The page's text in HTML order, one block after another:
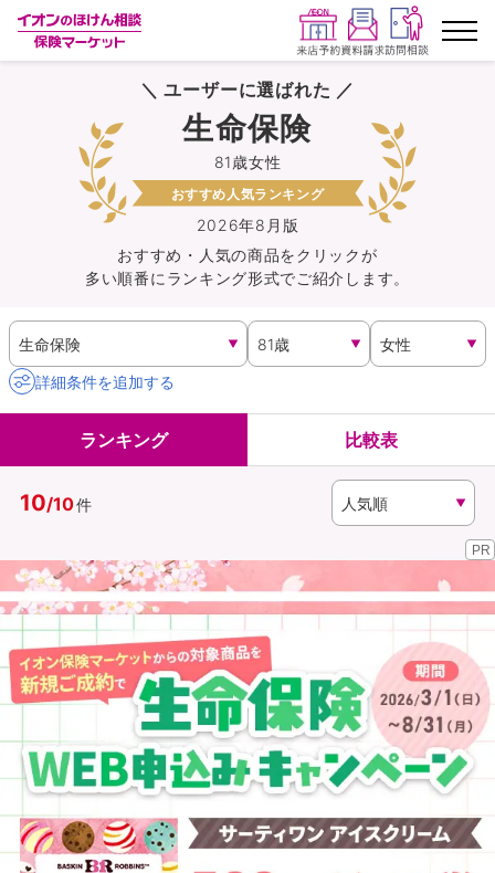
ランキングから探す
保険を比較する
保険会社から探す
イオンカード会員さま専用保険
キャンペーン一覧
イオングループ従業員さま向け
資料請求
（無料）
訪問相談
イオンカード会員さま専用保険
＼ ユーザーに選ばれた ／
2026年8月版
81歳女性
生命保険
おすすめ人気ランキング
おすすめ・人気の商品をクリックが
多い順番にランキング形式でご紹介します。
詳細条件を追加する
ランキング 比較表
10/10件
PR